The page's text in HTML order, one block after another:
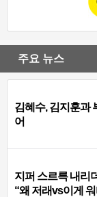
주요 뉴스
김혜수, 김지훈과
어
지퍼 스르륵 내리
“왜 저래vs이게